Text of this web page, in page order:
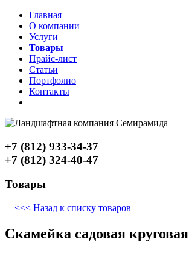
Главная
О компании
Услуги
Товары
Прайс-лист
Статьи
Портфолио
Контакты
+7 (812) 933-34-37
+7 (812) 324-40-47
Товары
<<< Назад к списку товаров
Скамейка садовая круговая